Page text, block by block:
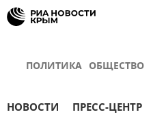
ПОЛИТИКА ОБЩЕСТВО
НОВОСТИ ПРЕСС-ЦЕНТР